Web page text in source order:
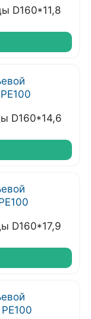
D160*11,8
D160*14,6
D160*17,9